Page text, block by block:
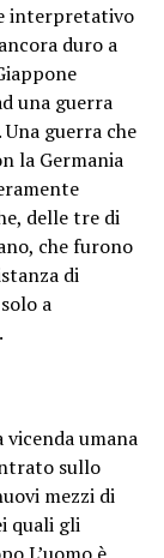
interpretativo
duro a
una guerra
guerra che
la Germania
delle tre di
che furono
di
a
vicenda umana
sullo
mezzi di
quali gli